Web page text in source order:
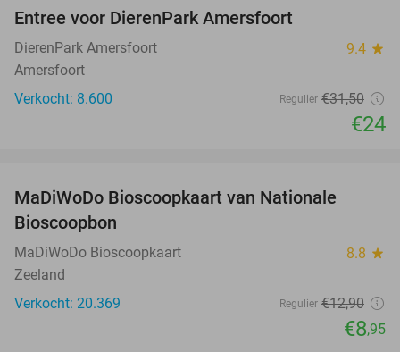
Entree voor DierenPark Amersfoort
DierenPark Amersfoort 9.4 star
Amersfoort
Verkocht: 8.600
Regulier €31,50
€24
MaDiWoDo Bioscoopkaart van Nationale
Bioscoopbon
MaDiWoDo Bioscoopkaart 8.8 star
Zeeland
Verkocht: 20.369
Regulier €12,90
€8,95